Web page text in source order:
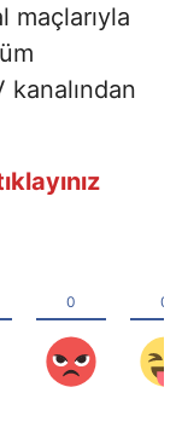
maçlarıyla
kanalından